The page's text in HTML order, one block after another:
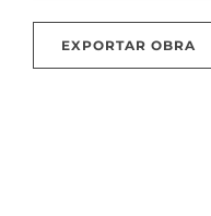
EXPORTAR OBRA